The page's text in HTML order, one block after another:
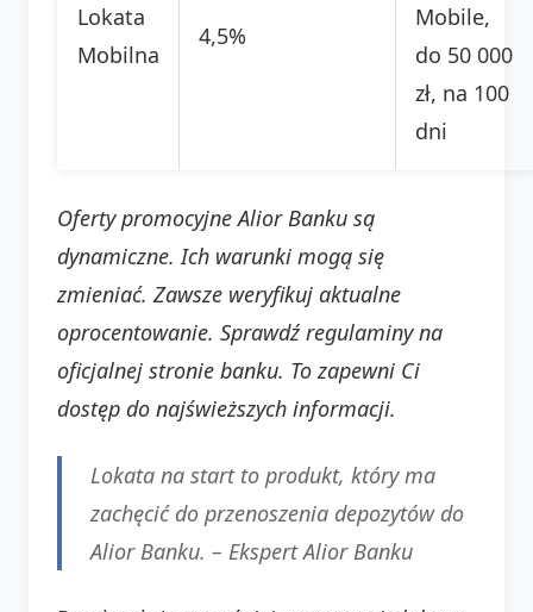
Lokata
Mobilna
4,5%
Mobile,
do 50 000
zł, na 100
dni
Oferty promocyjne Alior Banku są
dynamiczne. Ich warunki mogą się
zmieniać. Zawsze weryfikuj aktualne
oprocentowanie. Sprawdź regulaminy na
oficjalnej stronie banku. To zapewni Ci
dostęp do najświeższych informacji.
Lokata na start to produkt, który ma
zachęcić do przenoszenia depozytów do
Alior Banku. – Ekspert Alior Banku